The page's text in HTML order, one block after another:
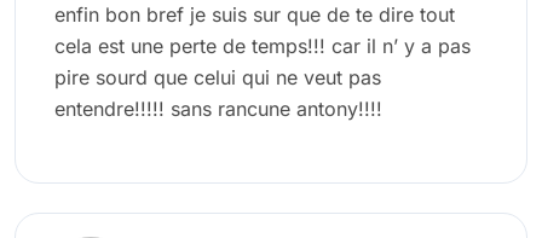
enfin bon bref je suis sur que de te dire tout
cela est une perte de temps!!! car il n’ y a pas
pire sourd que celui qui ne veut pas
entendre!!!!! sans rancune antony!!!!